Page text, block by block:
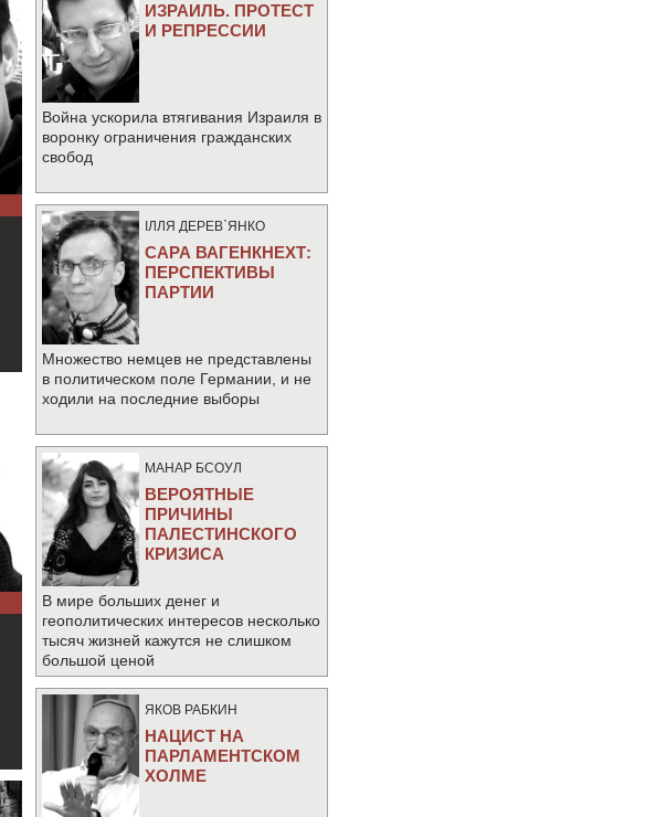
ИЗРАИЛЬ. ПРОТЕСТ
И РЕПРЕССИИ
Война ускорила втягивания Израиля в
воронку ограничения гражданских
свобод
IЛЛЯ ДЕРЕВ`ЯНКО
САРА ВАГЕНКНЕХТ:
ПЕРСПЕКТИВЫ
ПАРТИИ
Множество немцев не представлены
в политическом поле Германии, и не
ходили на последние выборы
МАНАР БСОУЛ
ВЕРОЯТНЫЕ
ПРИЧИНЫ
ПАЛЕСТИНСКОГО
КРИЗИСА
В мире больших денег и
геополитических интересов несколько
тысяч жизней кажутся не слишком
большой ценой
ЯКОВ РАБКИН
НАЦИСТ НА
ПАРЛАМЕНТСКОМ
ХОЛМЕ